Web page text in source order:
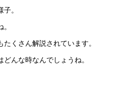
。
くさん解説されています。
んな時なんでしょうね。